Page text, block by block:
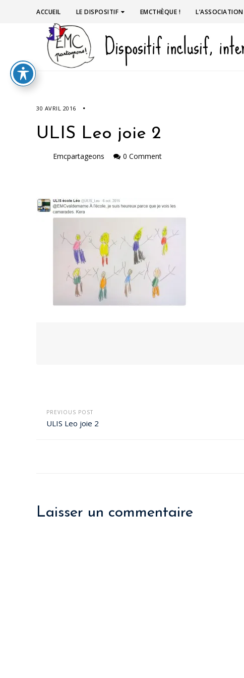
ACCUEIL LE DISPOSITIF EMCTHÈQUE ! L’ASSOCIATION
30 AVRIL 2016
ULIS Leo joie 2
Emcpartageons 0 Comment
PREVIOUS POST
ULIS Leo joie 2
Laisser un commentaire